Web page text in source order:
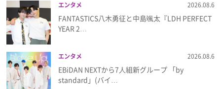
ランキング
Emo!miuとは？
免責事項
エンタメ 2026.08.6
FANTASTICS八木勇征と中島颯太『LDH PERFECT
YEAR 2…
エンタメ 2026.08.6
EBiDAN NEXTから7⼈組新グループ 「by
standard」(バイ…